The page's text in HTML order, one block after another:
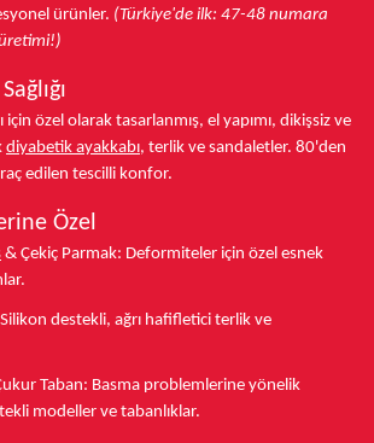
ürünler. (Türkiye'de ilk: 47-48 numara
için özel olarak tasarlanmış, el yapımı, dikişsiz ve
diyabetik ayakkabı, terlik ve sandaletler. 80'den
edilen tescilli konfor.
Özel
& Çekiç Parmak: Deformiteler için özel esnek
Silikon destekli, ağrı hafifletici terlik ve
Taban: Basma problemlerine yönelik
modeller ve tabanlıklar.